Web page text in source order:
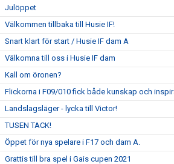
Julöppet
Välkommen tillbaka till Husie IF!
Snart klart för start / Husie IF dam A
Välkomna till oss i Husie IF dam
Kall om öronen?
Flickorna i F09/010 fick både kunskap och
Landslagsläger - lycka till Victor!
TUSEN TACK!
Öppet för nya spelare i F17 och dam A.
Grattis till bra spel i Gais cupen 2021